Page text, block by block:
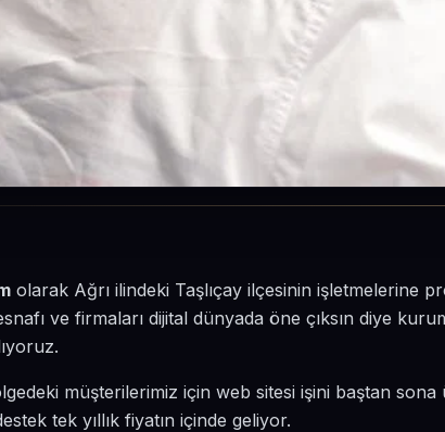
olarak Ağrı ilindeki Taşlıçay ilçesinin işletmelerine
ve firmaları dijital dünyada öne çıksın diye
müşterilerimiz için web sitesi işini baştan
tek yıllık fiyatın içinde geliyor.